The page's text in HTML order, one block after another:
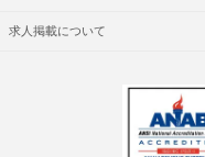
求人掲載について